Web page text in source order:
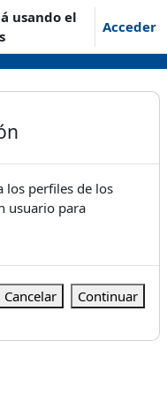
usando el
Acceder
los perfiles de los
usuario para
Cancelar Continuar